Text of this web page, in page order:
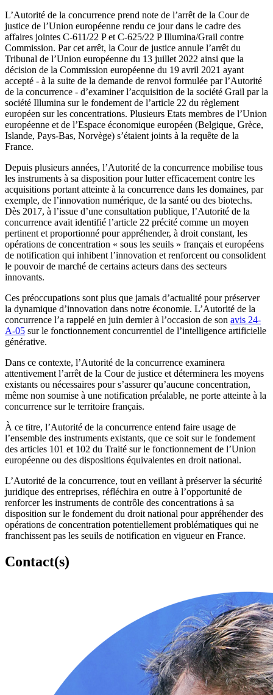
L’Autorité de la concurrence prend note de l’arrêt de la Cour de
justice de l’Union européenne rendu ce jour dans le cadre des
affaires jointes C-611/22 P et C-625/22 P Illumina/Grail contre
Commission. Par cet arrêt, la Cour de justice annule l’arrêt du
Tribunal de l’Union européenne du 13 juillet 2022 ainsi que la
décision de la Commission européenne du 19 avril 2021 ayant
accepté - à la suite de la demande de renvoi formulée par l’Autorité
de la concurrence - d’examiner l’acquisition de la société Grail par la
société Illumina sur le fondement de l’article 22 du règlement
européen sur les concentrations. Plusieurs Etats membres de l’Union
européenne et de l’Espace économique européen (Belgique, Grèce,
Islande, Pays-Bas, Norvège) s’étaient joints à la requête de la
France.
Depuis plusieurs années, l’Autorité de la concurrence mobilise tous
les instruments à sa disposition pour lutter efficacement contre les
acquisitions portant atteinte à la concurrence dans les domaines, par
exemple, de l’innovation numérique, de la santé ou des biotechs.
Dès 2017, à l’issue d’une consultation publique, l’Autorité de la
concurrence avait identifié l’article 22 précité comme un moyen
pertinent et proportionné pour appréhender, à droit constant, les
opérations de concentration « sous les seuils » français et européens
de notification qui inhibent l’innovation et renforcent ou consolident
le pouvoir de marché de certains acteurs dans des secteurs
innovants.
Ces préoccupations sont plus que jamais d’actualité pour préserver
la dynamique d’innovation dans notre économie. L’Autorité de la
concurrence l’a rappelé en juin dernier à l’occasion de son avis 24-
A-05 sur le fonctionnement concurrentiel de l’intelligence artificielle
générative.
Dans ce contexte, l’Autorité de la concurrence examinera
attentivement l’arrêt de la Cour de justice et déterminera les moyens
existants ou nécessaires pour s’assurer qu’aucune concentration,
même non soumise à une notification préalable, ne porte atteinte à la
concurrence sur le territoire français.
À ce titre, l’Autorité de la concurrence entend faire usage de
l’ensemble des instruments existants, que ce soit sur le fondement
des articles 101 et 102 du Traité sur le fonctionnement de l’Union
européenne ou des dispositions équivalentes en droit national.
L’Autorité de la concurrence, tout en veillant à préserver la sécurité
juridique des entreprises, réfléchira en outre à l’opportunité de
renforcer les instruments de contrôle des concentrations à sa
disposition sur le fondement du droit national pour appréhender des
opérations de concentration potentiellement problématiques qui ne
franchissent pas les seuils de notification en vigueur en France.
Contact(s)